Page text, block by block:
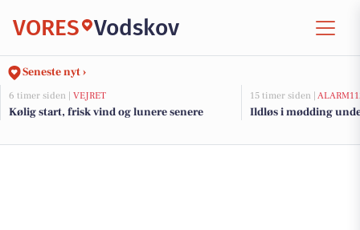
VORES Vodskov
Seneste nyt ›
6 timer siden | VEJRET
Kølig start, frisk vind og lunere senere
15 timer siden |
Ildløs i mødding